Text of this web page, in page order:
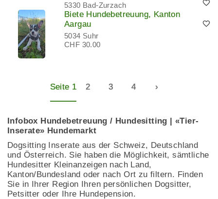
5330 Bad-Zurzach
Biete Hundebetreuung, Kanton
Aargau
5034 Suhr
CHF 30.00
Seite 1 2 3 4 ›
Infobox Hundebetreuung / Hundesitting | «Tier-
Inserate» Hundemarkt
Dogsitting Inserate aus der Schweiz, Deutschland
und Österreich. Sie haben die Möglichkeit, sämtliche
Hundesitter Kleinanzeigen nach Land,
Kanton/Bundesland oder nach Ort zu filtern. Finden
Sie in Ihrer Region Ihren persönlichen Dogsitter,
Petsitter oder Ihre Hundepension.